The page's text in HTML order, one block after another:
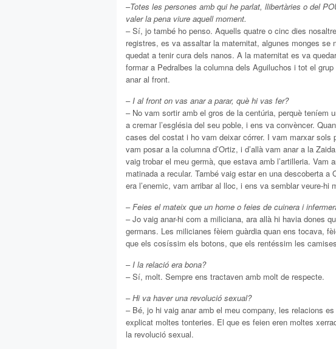
–Totes les persones amb qui he parlat, llibertàries o del
valer la pena viure aquell moment.
– Sí, jo també ho penso. Aquells quatre o cinc dies
registres, es va assaltar la maternitat, algunes monges se
quedat a tenir cura dels nanos. A la maternitat es va
formar a Pedralbes la columna dels Aguiluchos i tot el
anar al front.
–I al front on vas anar a parar, què hi vas fer?
– No vam sortir amb el gros de la centúria, perquè teníem
a cremar l’església del seu poble, i ens va convèncer.
cases del costat i ho vam deixar córrer. I vam marxar sols
vam posar a la columna d’Ortiz, i d’allà vam anar a la
vaig trobar el meu germà, que estava amb l’artilleria. Vam
matinada a recular. També vaig estar en una descoberta a
era l’enemic, vam arribar al lloc, i ens va semblar veure-hi
–Feies el mateix que un home o feies de cuinera i
– Jo vaig anar-hi com a miliciana, ara allà hi havia dones
germans. Les milicianes fèiem guàrdia quan ens tocava,
que els cosíssim els botons, que els rentéssim les
–I la relació era bona?
– Sí, molt. Sempre ens tractaven amb molt de respecte.
–Hi va haver una revolució sexual?
– Bé, jo hi vaig anar amb el meu company, les relacions
explicat moltes tonteries. El que es feien eren moltes
la revolució sexual.